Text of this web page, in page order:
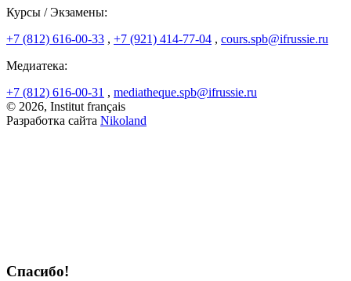
Курсы / Экзамены:
+7 (812) 616-00-33 , +7 (921) 414-77-04 , cours.spb@ifrussie.ru
Медиатека:
+7 (812) 616-00-31 , mediatheque.spb@ifrussie.ru
© 2026, Institut français
Разработка сайта Nikoland
Спасибо!